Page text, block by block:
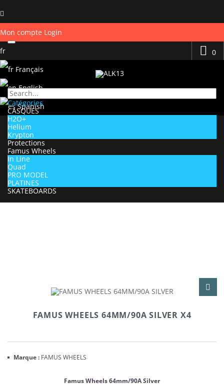
Mon compte Login
0
fr
Français
English
Spanish
Catégories
CASQUES
H2O+
Helium
Krypton
Protections
Famus Wheels
In Line
Quad
PRO MODEL
PLATINES
SKATEBOARDS
FAMUS WHEELS 64MM/90A SILVER X4
Marque : FAMUS WHEELS
Famus Wheels 64mm/90A Silver